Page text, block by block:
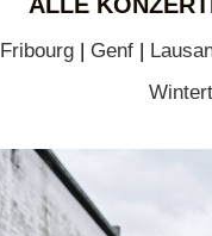
Fribourg | Genf |